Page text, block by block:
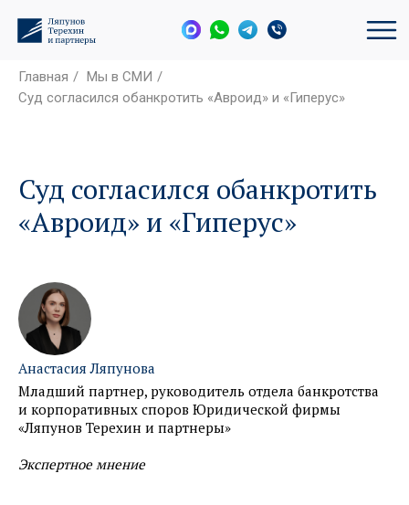
Главная / Мы в СМИ /
Суд согласился обанкротить «Авроид» и «Гиперус»
Суд согласился обанкротить
«Авроид» и «Гиперус»
Анастасия Ляпунова
Младший партнер, руководитель отдела банкротства
и корпоративных споров Юридической фирмы
«Ляпунов Терехин и партнеры»
Экспертное мнение